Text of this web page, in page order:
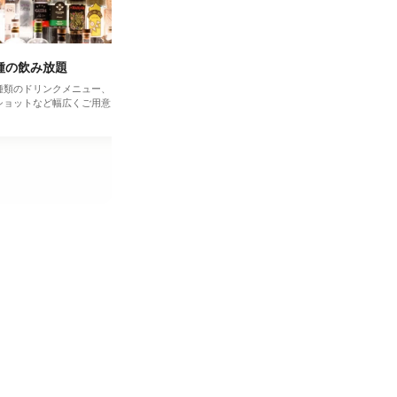
の飲み放題
のドリンクメニュー、ビール・カク
ットなど幅広くご用意しておりま